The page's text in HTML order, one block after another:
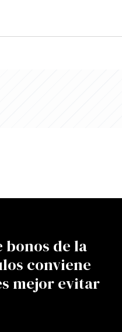
bonos de la
conviene
mejor evitar